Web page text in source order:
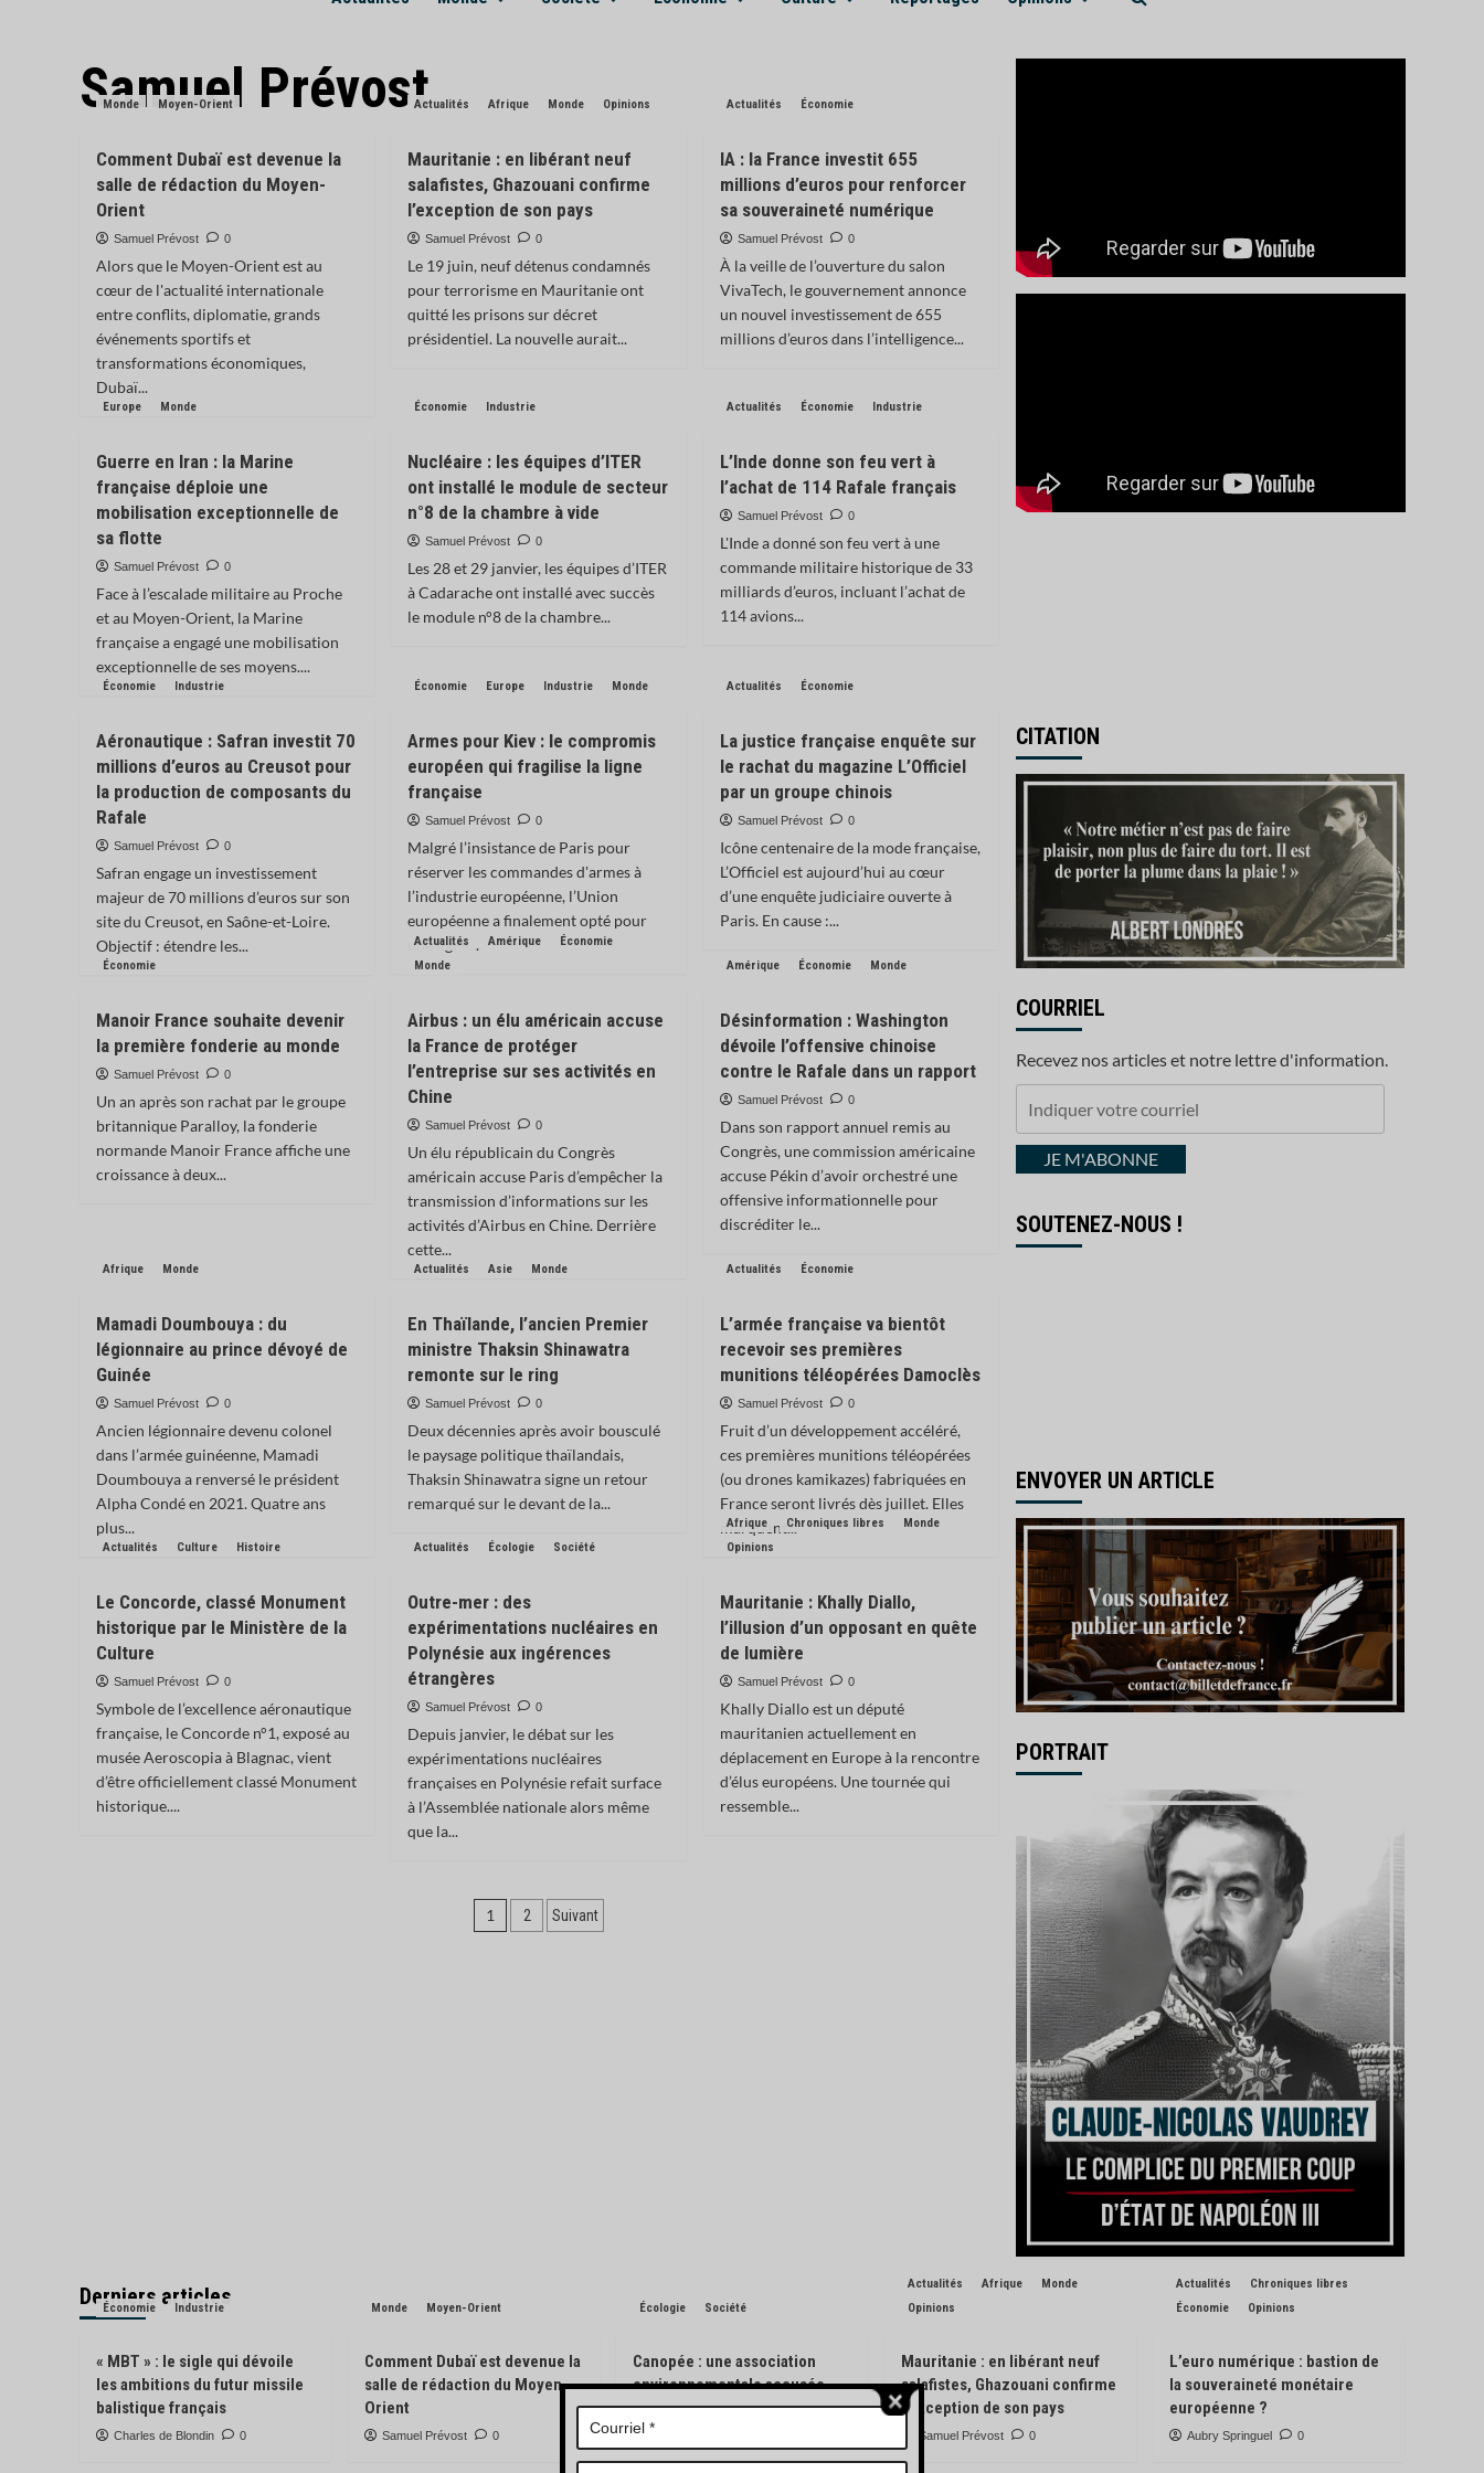
Samuel Prévost
Monde Moyen-Orient
Comment Dubaï est devenue la
salle de rédaction du Moyen-
Orient
Samuel Prévost 0
Alors que le Moyen-Orient est au
cœur de l'actualité internationale
entre conflits, diplomatie, grands
événements sportifs et
transformations économiques,
Dubaï...
Actualités Afrique Monde Opinions
Mauritanie : en libérant neuf
salafistes, Ghazouani confirme
l’exception de son pays
Samuel Prévost 0
Le 19 juin, neuf détenus condamnés
pour terrorisme en Mauritanie ont
quitté les prisons sur décret
présidentiel. La nouvelle aurait...
Actualités Économie
IA : la France investit 655
millions d’euros pour renforcer
sa souveraineté numérique
Samuel Prévost 0
À la veille de l’ouverture du salon
VivaTech, le gouvernement annonce
un nouvel investissement de 655
millions d’euros dans l’intelligence...
Europe Monde
Guerre en Iran : la Marine
française déploie une
mobilisation exceptionnelle de
sa flotte
Samuel Prévost 0
Face à l’escalade militaire au Proche
et au Moyen-Orient, la Marine
française a engagé une mobilisation
exceptionnelle de ses moyens....
Économie Industrie
Nucléaire : les équipes d’ITER
ont installé le module de secteur
n°8 de la chambre à vide
Samuel Prévost 0
Les 28 et 29 janvier, les équipes d’ITER
à Cadarache ont installé avec succès
le module n°8 de la chambre...
Actualités Économie Industrie
L’Inde donne son feu vert à
l’achat de 114 Rafale français
Samuel Prévost 0
L'Inde a donné son feu vert à une
commande militaire historique de 33
milliards d’euros, incluant l’achat de
114 avions...
Économie Industrie
Aéronautique : Safran investit 70
millions d’euros au Creusot pour
la production de composants du
Rafale
Samuel Prévost 0
Safran engage un investissement
majeur de 70 millions d’euros sur son
site du Creusot, en Saône-et-Loire.
Objectif : étendre les...
Économie Europe Industrie Monde
Armes pour Kiev : le compromis
européen qui fragilise la ligne
française
Samuel Prévost 0
Malgré l’insistance de Paris pour
réserver les commandes d'armes à
l’industrie européenne, l’Union
européenne a finalement opté pour
une ligne...
Actualités Économie
La justice française enquête sur
le rachat du magazine L’Officiel
par un groupe chinois
Samuel Prévost 0
Icône centenaire de la mode française,
L’Officiel est aujourd’hui au cœur
d’une enquête judiciaire ouverte à
Paris. En cause :...
Économie
Manoir France souhaite devenir
la première fonderie au monde
Samuel Prévost 0
Un an après son rachat par le groupe
britannique Paralloy, la fonderie
normande Manoir France affiche une
croissance à deux...
Actualités Amérique
Économie
Monde
Airbus : un élu américain accuse
la France de protéger
l’entreprise sur ses activités en
Chine
Samuel Prévost 0
Un élu républicain du Congrès
américain accuse Paris d’empêcher la
transmission d’informations sur les
activités d’Airbus en Chine. Derrière
cette...
Amérique Économie Monde
Désinformation : Washington
dévoile l’offensive chinoise
contre le Rafale dans un rapport
Samuel Prévost 0
Dans son rapport annuel remis au
Congrès, une commission américaine
accuse Pékin d’avoir orchestré une
offensive informationnelle pour
discréditer le...
Afrique Monde
Mamadi Doumbouya : du
légionnaire au prince dévoyé de
Guinée
Samuel Prévost 0
Ancien légionnaire devenu colonel
dans l’armée guinéenne, Mamadi
Doumbouya a renversé le président
Alpha Condé en 2021. Quatre ans
plus...
Actualités Asie Monde
En Thaïlande, l’ancien Premier
ministre Thaksin Shinawatra
remonte sur le ring
Samuel Prévost 0
Deux décennies après avoir bousculé
le paysage politique thaïlandais,
Thaksin Shinawatra signe un retour
remarqué sur le devant de la...
Actualités Économie
L’armée française va bientôt
recevoir ses premières
munitions téléopérées Damoclès
Samuel Prévost 0
Fruit d’un développement accéléré,
ces premières munitions téléopérées
(ou drones kamikazes) fabriquées en
France seront livrés dès juillet. Elles
marquent...
Actualités Culture Histoire
Le Concorde, classé Monument
historique par le Ministère de la
Culture
Samuel Prévost 0
Symbole de l’excellence aéronautique
française, le Concorde n°1, exposé au
musée Aeroscopia à Blagnac, vient
d’être officiellement classé Monument
historique....
Actualités Écologie Société
Outre-mer : des
expérimentations nucléaires en
Polynésie aux ingérences
étrangères
Samuel Prévost 0
Depuis janvier, le débat sur les
expérimentations nucléaires
françaises en Polynésie refait surface
à l’Assemblée nationale alors même
que la...
Afrique Chroniques libres
Monde
Opinions
Mauritanie : Khally Diallo,
l’illusion d’un opposant en quête
de lumière
Samuel Prévost 0
Khally Diallo est un député
mauritanien actuellement en
déplacement en Europe à la rencontre
d’élus européens. Une tournée qui
ressemble...
Pagination
1 2 Suivant
CITATION
COURRIEL
Recevez nos articles et notre lettre d'information.
courrielJE M'ABONNE
SOUTENEZ-NOUS !
ENVOYER UN ARTICLE
PORTRAIT
Derniers articles
Économie Industrie
« MBT » : le sigle qui dévoile
les ambitions du futur missile
balistique français
Charles de Blondin 0
Monde Moyen-Orient
Comment Dubaï est devenue la
salle de rédaction du Moyen-
Orient
Samuel Prévost 0
Écologie Société
Canopée : une association
environnementale accusée
d’avoir pisté des engins
forestiers
Charles de Blondin 0
Actualités Afrique
Monde
Opinions
Mauritanie : en libérant neuf
salafistes, Ghazouani confirme
l’exception de son pays
Samuel Prévost 0
Actualités
Chroniques libres
Économie
Opinions
L’euro numérique : bastion de
la souveraineté monétaire
européenne ?
Aubry Springuel 0